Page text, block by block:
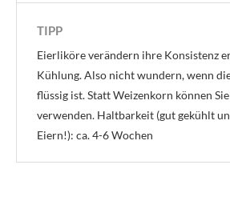
TIPP
Eierliköre verändern ihre Konsistenz
Kühlung. Also nicht wundern, wenn
flüssig ist. Statt Weizenkorn können
verwenden. Haltbarkeit (gut gekühlt
Eiern!): ca. 4-6 Wochen